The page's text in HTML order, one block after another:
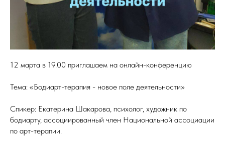
12 марта в 19.00 приглашаем на онлайн-конференцию
Тема: «Бодиарт-терапия - новое поле деятельности»
Спикер: Екатерина Шакарова, психолог, художник по
бодиарту, ассоциированный член Национальной ассоциации
по арт-терапии.